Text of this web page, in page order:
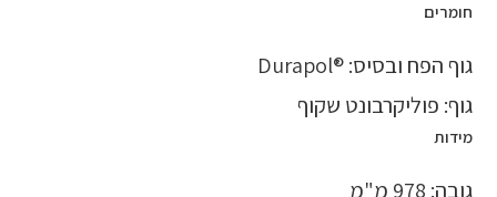
חומרים
גוף הפח ובסיס: ®Durapol
גוף: פוליקרבונט שקוף
מידות
גובה: 978 מ"מ